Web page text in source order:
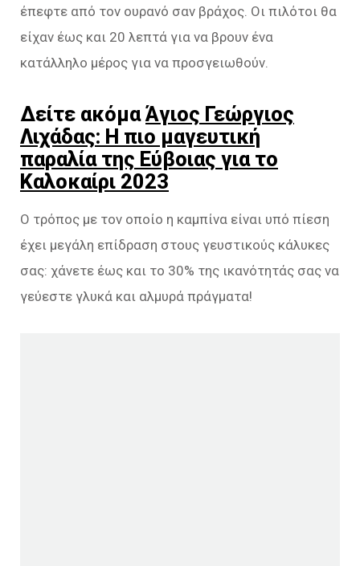
έπεφτε από τον ουρανό σαν βράχος. Οι πιλότοι θα
είχαν έως και 20 λεπτά για να βρουν ένα
κατάλληλο μέρος για να προσγειωθούν.
Δείτε ακόμαΆγιος Γεώργιος
Λιχάδας: Η πιο μαγευτική
παραλία της Εύβοιας για το
Καλοκαίρι 2023
Ο τρόπος με τον οποίο η καμπίνα είναι υπό πίεση
έχει μεγάλη επίδραση στους γευστικούς κάλυκες
σας: χάνετε έως και το 30% της ικανότητάς σας να
γεύεστε γλυκά και αλμυρά πράγματα!